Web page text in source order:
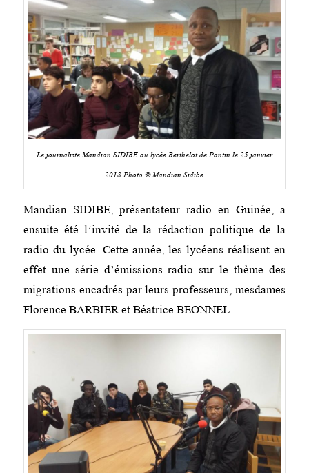
Le journaliste Mandian SIDIBE au lycée Berthelot de Pantin le 25 janvier
2018 Photo © Mandian Sidibe
Mandian SIDIBE, présentateur radio en Guinée, a
ensuite été l’invité de la rédaction politique de la
radio du lycée. Cette année, les lycéens réalisent en
effet une série d’émissions radio sur le thème des
migrations encadrés par leurs professeurs, mesdames
Florence BARBIER et Béatrice BEONNEL.